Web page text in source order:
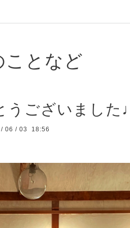
ことなど
うございまし
/ 06 / 03 18:56